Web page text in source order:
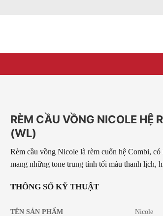
RÈM CẦU VỒNG NICOLE HỆ
(WL)
Rèm cầu vồng Nicole là rèm cuốn hệ Combi, có
mang những tone trung tính tối màu thanh lịch,
THÔNG SỐ KỸ THUẬT
TÊN SẢN PHẨM Nicole